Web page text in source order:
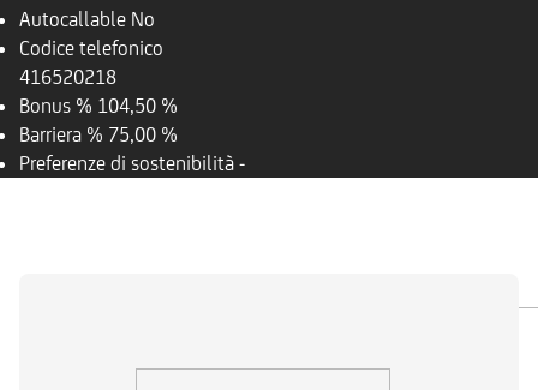
Autocallable No
Codice telefonico
416520218
Bonus % 104,50 %
Barriera % 75,00 %
Preferenze di sostenibilità -